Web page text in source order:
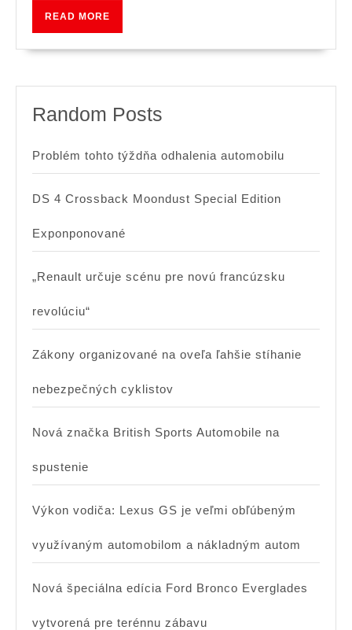
benzín
READ MORE
Random Posts
Problém tohto týždňa odhalenia automobilu
DS 4 Crossback Moondust Special Edition
Exponponované
„Renault určuje scénu pre novú francúzsku
revolúciu“
Zákony organizované na oveľa ľahšie stíhanie
nebezpečných cyklistov
Nová značka British Sports Automobile na
spustenie
Výkon vodiča: Lexus GS je veľmi obľúbeným
využívaným automobilom a nákladným autom
Nová špeciálna edícia Ford Bronco Everglades
vytvorená pre terénnu zábavu